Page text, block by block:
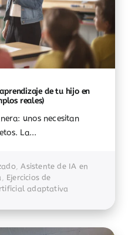
de tu hijo en
reales)
unos necesitan
La...
,Asistente de IA en
, Ejercicios de
adaptativa